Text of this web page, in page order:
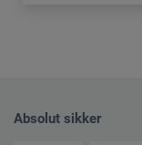
Absolut sikker